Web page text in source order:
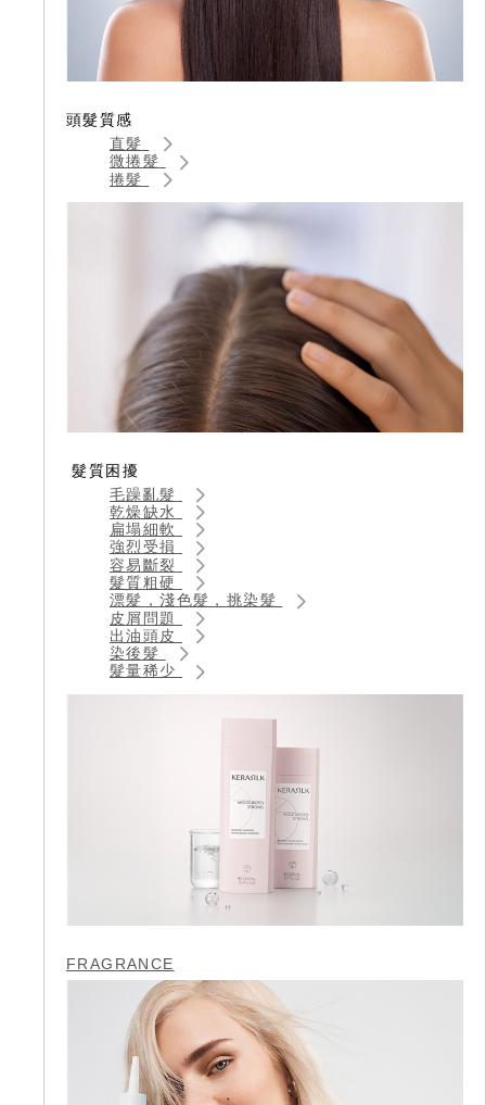
頭髮質感
直髮
微捲髮
捲髮
髮質困擾
毛躁亂髮
乾燥缺水
扁塌細軟
強烈受損
容易斷裂
髮質粗硬
漂髮，淺色髮，挑染髮
皮屑問題
出油頭皮
染後髮
髮量稀少
FRAGRANCE